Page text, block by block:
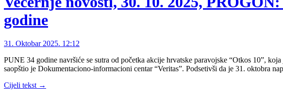
godine
31. Oktobar 2025. 12:12
PUNE 34 godine navršiće se sutra od početka akcije hrvatske paravojske “Otkos 10”,
saopštio je Dokumentaciono-informacioni centar “Veritas”. Podsetivši da je 31. oktobra
Cijeli tekst →